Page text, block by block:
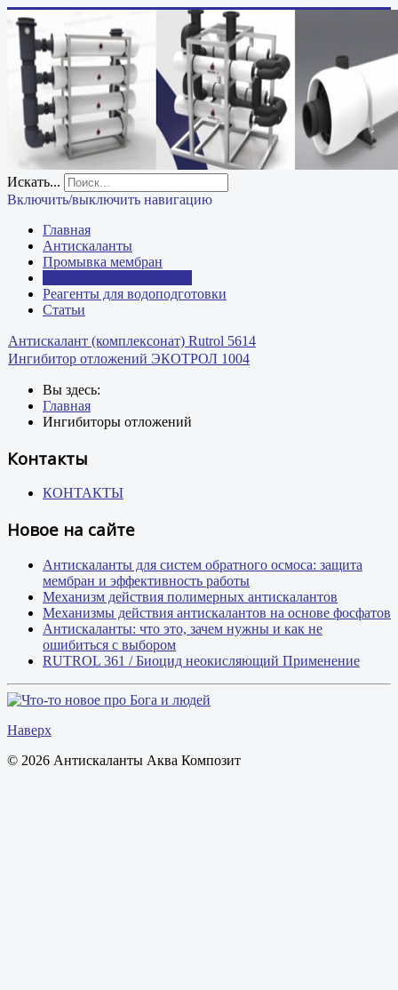
Искать...
Включить/выключить навигацию
Главная
Антискаланты
Промывка мембран
Реагенты для водоподготовки
Статьи
Антискалант (комплексонат) Rutrol 5614
Ингибитор отложений ЭКОТРОЛ 1004
Вы здесь:
Главная
Ингибиторы отложений
Контакты
КОНТАКТЫ
Новое на сайте
Антискаланты для систем обратного осмоса: защита
мембран и эффективность работы
Механизм действия полимерных антискалантов
Механизмы действия антискалантов на основе фосфатов
Антискаланты: что это, зачем нужны и как не
ошибиться с выбором
RUTROL 361 / Биоцид неокисляющий Применение
Наверх
© 2026 Антискаланты Аква Композит